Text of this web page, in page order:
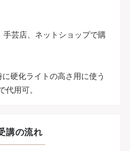
芸店、ネットショップで購
硬化ライトの高さ用に使う
用可。
講の流れ